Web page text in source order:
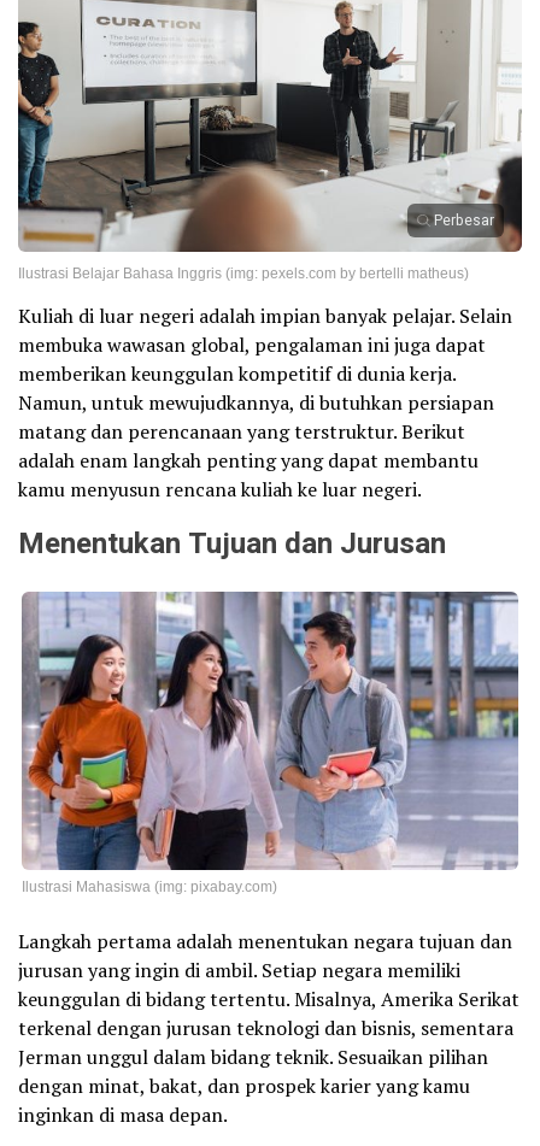
Perbesar
Ilustrasi Belajar Bahasa Inggris (img: pexels.com by bertelli matheus)
Kuliah di luar negeri adalah impian banyak pelajar. Selain
membuka wawasan global, pengalaman ini juga dapat
memberikan keunggulan kompetitif di dunia kerja.
Namun, untuk mewujudkannya, di butuhkan persiapan
matang dan perencanaan yang terstruktur. Berikut
adalah enam langkah penting yang dapat membantu
kamu menyusun rencana kuliah ke luar negeri.
Menentukan Tujuan dan Jurusan
Ilustrasi Mahasiswa (img: pixabay.com)
Langkah pertama adalah menentukan negara tujuan dan
jurusan yang ingin di ambil. Setiap negara memiliki
keunggulan di bidang tertentu. Misalnya, Amerika Serikat
terkenal dengan jurusan teknologi dan bisnis, sementara
Jerman unggul dalam bidang teknik. Sesuaikan pilihan
dengan minat, bakat, dan prospek karier yang kamu
inginkan di masa depan.